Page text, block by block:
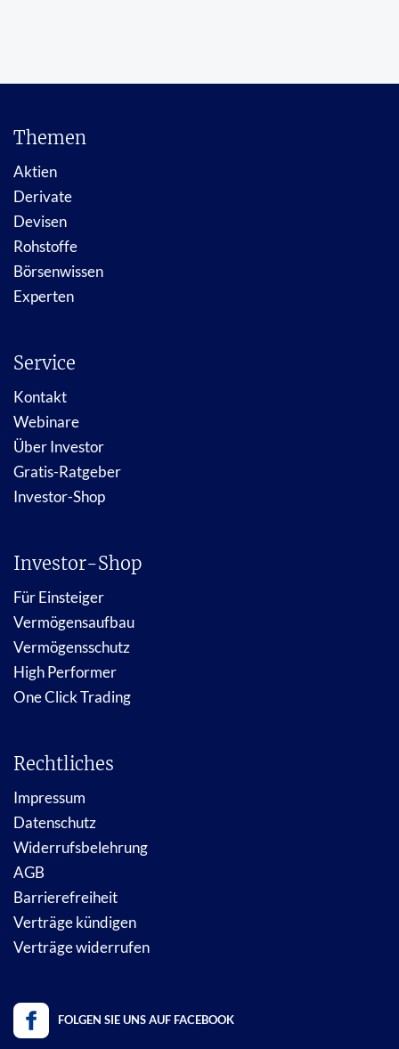
Themen
Aktien
Derivate
Devisen
Rohstoffe
Börsenwissen
Experten
Service
Kontakt
Webinare
Über Investor
Gratis-Ratgeber
Investor-Shop
Investor-Shop
Für Einsteiger
Vermögensaufbau
Vermögensschutz
High Performer
One Click Trading
Rechtliches
Impressum
Datenschutz
Widerrufsbelehrung
AGB
Barrierefreiheit
Verträge kündigen
Verträge widerrufen
FOLGEN SIE UNS AUF FACEBOOK